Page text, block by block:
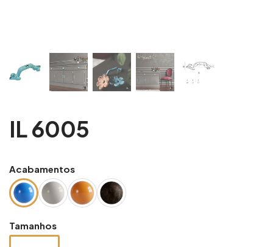
IL 6005
Acabamentos
Tamanhos